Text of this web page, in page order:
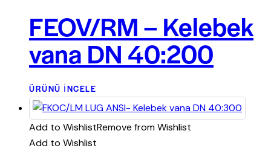
FEOV/RM – Kelebek
vana DN 40:200
ÜRÜNÜ İNCELE
Add to WishlistRemove from Wishlist
Add to Wishlist